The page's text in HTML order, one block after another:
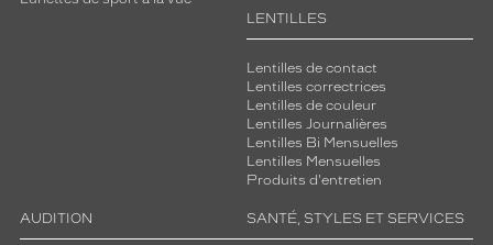
LENTILLES
Lentilles de contact
Lentilles correctrices
Lentilles de couleur
Lentilles Journalières
Lentilles Bi Mensuelles
Lentilles Mensuelles
Produits d'entretien
AUDITION SANTÉ, STYLES ET SERVICES